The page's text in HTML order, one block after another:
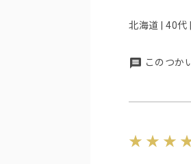
北海道 | 40代
このつか